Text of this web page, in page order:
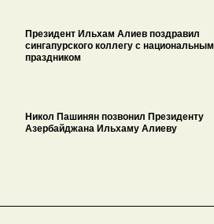
Президент Ильхам Алиев поздравил
сингапурского коллегу с национальным
праздником
Никол Пашинян позвонил Президенту
Азербайджана Ильхаму Алиеву